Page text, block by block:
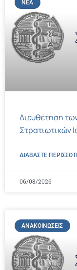
ΝΈΑ
Διευθέτηση
Στρατιωτικών
ΔΙΑΒΑΣΤΕ
06/08/2026
ΑΝΑΚΟΙΝΏΣΕΙΣ